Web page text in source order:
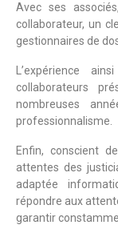
Avec ses
collaborateur, un
gestionnaires de
L’expérience
collaborateurs
nombreuses
professionnalisme.
Enfin, conscient
attentes des
adaptée
répondre aux
garantir